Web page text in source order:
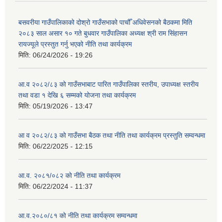
बसवरीया गाउँपालिकाको दोश्रो गाउँसभाको पाचौँ अधिवेसनको बैठकमा मिति
२०८३ साल असार १० गते बुधवार गाउँपालिका अध्यक्ष श्री राम सिंहासन
रायज्यूले प्रस्तुत गर्नु भएको नीति तथा कार्यक्रम
मिति: 06/24/2026 - 19:26
आ.व २०८२/८३ को गाउँसभाबाट पारित गाउँपालिका स्तरीय, उपाध्यक्ष स्तरीय
तथा वडा १ देखि ६ सम्मको योजना तथा कार्यक्रम
मिति: 05/19/2026 - 13:47
आ व २०८२/८३ को गाउँसभा बैठक तथा नीति तथा कार्यक्रम प्रस्तुति सम्वन्धमा
मिति: 06/22/2025 - 12:15
आ.व. २०८१/०८२ को नीति तथा कार्यक्रम
मिति: 06/22/2024 - 11:37
आ.व.२०८०/८१ को नीति तथा कार्यक्रम सम्वन्धमा